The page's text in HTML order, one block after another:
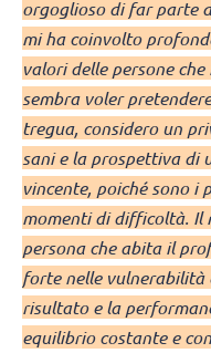
orgoglioso di far parte
mi ha coinvolto
valori delle persone
sembra voler
tregua, considero un
sani e la prospettiva di
vincente, poiché sono i
momenti di difficoltà. Il
persona che abita il
forte nelle vulnerabilità
risultato e la
equilibrio costante e